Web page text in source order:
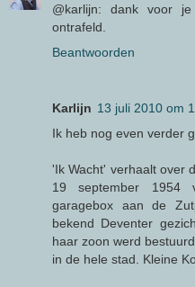
@karlijn: dank voor
ontrafeld.
Beantwoorden
Karlijn 13 juli 2010 om
Ik heb nog even verder
'Ik Wacht' verhaalt over
19 september 1954
garagebox aan de
bekend Deventer
haar zoon werd
in de hele stad. Kleine